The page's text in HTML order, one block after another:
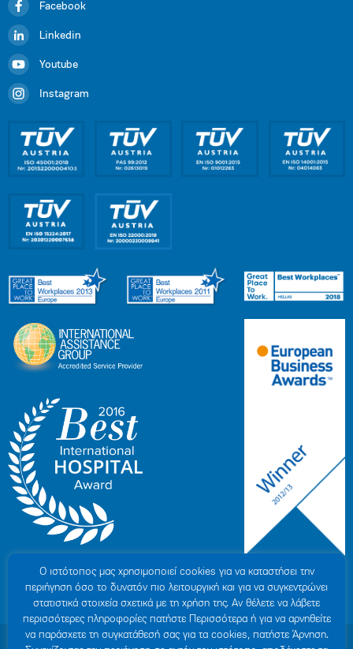
Facebook
Linkedin
Youtube
Instagram
© 2007-2026 ΥΓΕΙΑ Μ.Α.Ε | ΓΕΜΗ: 000279901000
Ο ιστότοπoς μας χρησιμοποιεί cookies για να καταστήσει την
περιήγηση όσο το δυνατόν πιο λειτουργική και για να συγκεντρώνει
στατιστικά στοιχεία σχετικά με τη χρήση της. Αν θέλετε να λάβετε
περισσότερες πληροφορίες πατήστε Περισσότερα ή για να αρνηθείτε
να παράσχετε τη συγκατάθεσή σας για τα cookies, πατήστε Άρνηση.